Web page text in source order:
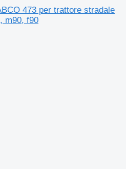
473 per trattore stradale
m90, f90